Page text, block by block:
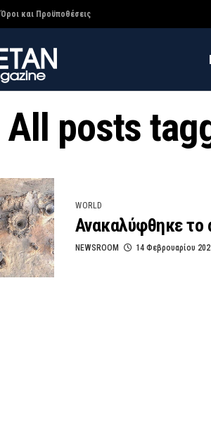
Όροι και Προϋποθέσεις
All posts
WORLD
Ανακαλύφθηκε το
NEWSROOM 14 Φεβρουαρίου